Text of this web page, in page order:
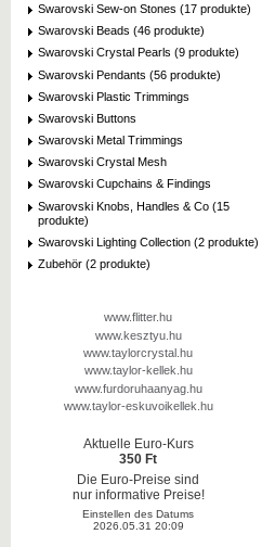
Swarovski Sew-on Stones (17 produkte)
Swarovski Beads (46 produkte)
Swarovski Crystal Pearls (9 produkte)
Swarovski Pendants (56 produkte)
Swarovski Plastic Trimmings
Swarovski Buttons
Swarovski Metal Trimmings
Swarovski Crystal Mesh
Swarovski Cupchains & Findings
Swarovski Knobs, Handles & Co (15
produkte)
Swarovski Lighting Collection (2 produkte)
Zubehör (2 produkte)
www.flitter.hu
www.kesztyu.hu
www.taylorcrystal.hu
www.taylor-kellek.hu
www.furdoruhaanyag.hu
www.taylor-eskuvoikellek.hu
Aktuelle Euro-Kurs
350 Ft
Die Euro-Preise sind
nur informative Preise!
Einstellen des Datums
2026.05.31 20:09